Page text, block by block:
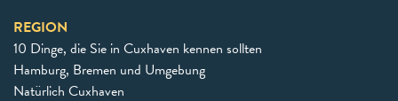
REGION
10 Dinge, die Sie in Cuxhaven kennen sollten
Hamburg, Bremen und Umgebung
Natürlich Cuxhaven